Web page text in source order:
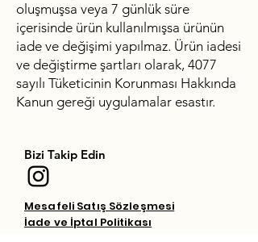
oluşmuşsa veya 7 günlük süre
içerisinde ürün kullanılmışsa ürünün
iade ve değişimi yapılmaz. Ürün iadesi
ve değiştirme şartları olarak, 4077
sayılı Tüketicinin Korunması Hakkında
Kanun gereği uygulamalar esastır.
Bizi Takip Edin
Mesafeli Satış Sözleşmesi
İade ve İptal Politikası